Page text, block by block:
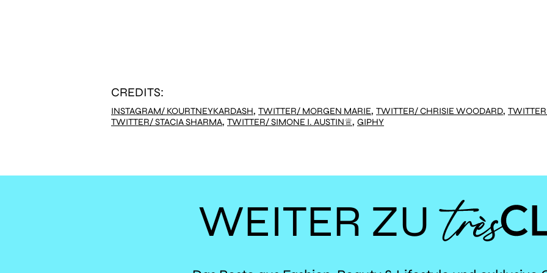
CREDITS:
INSTAGRAM/ KOURTNEYKARDASH, , ,
, TWITTER/ SIMONE I. AUSTIN♕, GIPHY
WEITER ZU